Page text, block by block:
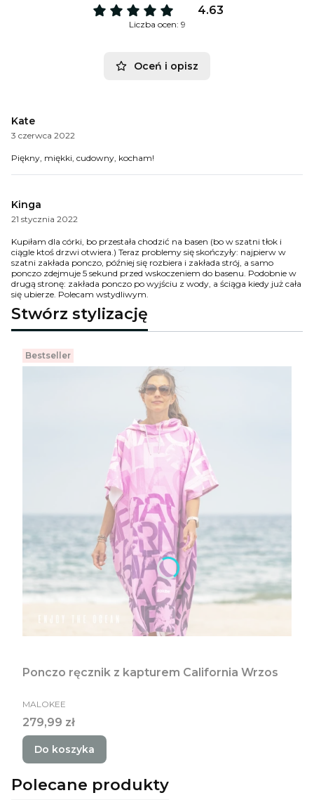
4.63
Liczba ocen: 9
Oceń i opisz
Kate
3 czerwca 2022
Piękny, miękki, cudowny, kocham!
Kinga
21 stycznia 2022
Kupiłam dla córki, bo przestała chodzić na basen (bo w szatni tłok i
ciągle ktoś drzwi otwiera.) Teraz problemy się skończyły: najpierw w
szatni zakłada ponczo, później się rozbiera i zakłada strój, a samo
ponczo zdejmuje 5 sekund przed wskoczeniem do basenu. Podobnie w
drugą stronę: zakłada ponczo po wyjściu z wody, a ściąga kiedy już cała
się ubierze. Polecam wstydliwym.
Stwórz stylizację
Bestseller
Ponczo ręcznik z kapturem California Wrzos
PRODUCENT
MALOKEE
Cena
279,99 zł
Do koszyka
Polecane produkty